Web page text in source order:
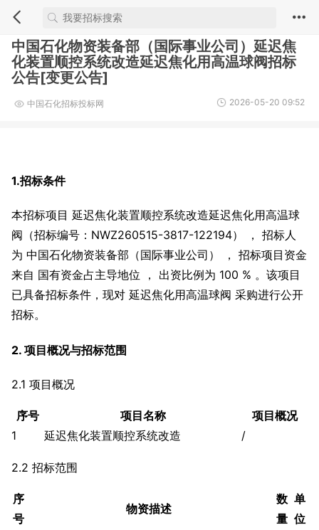
中国石化物资装备部（国际事业公司）延迟焦
化装置顺控系统改造延迟焦化用高温球阀招标
公告[变更公告]
中国石化招标投标网 2026-05-20 09:52
1.招标条件
本招标项目 延迟焦化装置顺控系统改造延迟焦化用高温球
阀（招标编号：NWZ260515-3817-122194） ， 招标人
为 中国石化物资装备部（国际事业公司） ， 招标项目资金
来自 国有资金占主导地位 ， 出资比例为 100 % 。该项目
已具备招标条件，现对 延迟焦化用高温球阀 采购进行公开
招标。
2. 项目概况与招标范围
2.1 项目概况
序号 项目名称
项目概况
1
延迟焦化装置顺控系统改造 /
2.2 招标范围
序
号
物资描述
数
量
单
位